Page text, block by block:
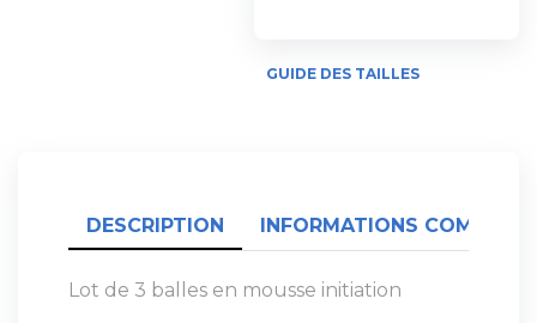
GUIDE DES TAILLES
DESCRIPTION INFORMATIONS
Lot de 3 balles en mousse initiation